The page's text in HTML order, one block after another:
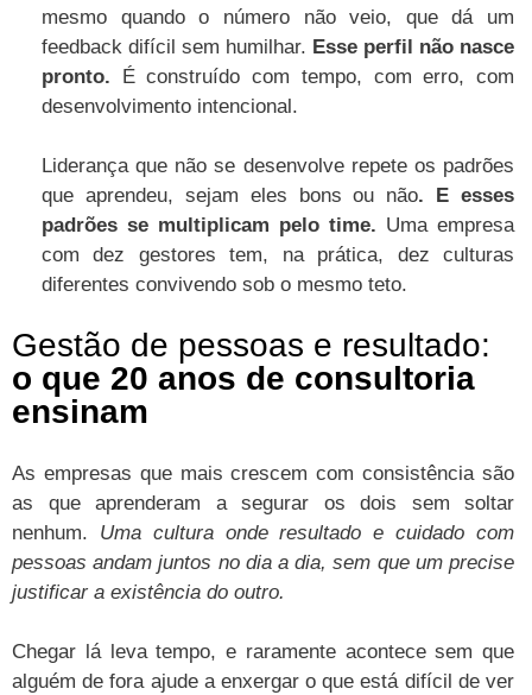
mesmo quando o número não veio, que dá um
feedback difícil sem humilhar. Esse perfil não nasce
pronto. É construído com tempo, com erro, com
desenvolvimento intencional.
Liderança que não se desenvolve repete os padrões
que aprendeu, sejam eles bons ou não. E esses
padrões se multiplicam pelo time. Uma empresa
com dez gestores tem, na prática, dez culturas
diferentes convivendo sob o mesmo teto.
Gestão de pessoas e resultado:
o que 20 anos de consultoria
ensinam
As empresas que mais crescem com consistência são
as que aprenderam a segurar os dois sem soltar
nenhum. Uma cultura onde resultado e cuidado com
pessoas andam juntos no dia a dia, sem que um precise
justificar a existência do outro.
Chegar lá leva tempo, e raramente acontece sem que
alguém de fora ajude a enxergar o que está difícil de ver